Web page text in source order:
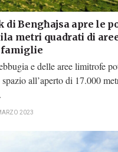
di Bengħajsa apre le
metri quadrati di
e delle aree limitrofe
all’aperto di 17.000
2023